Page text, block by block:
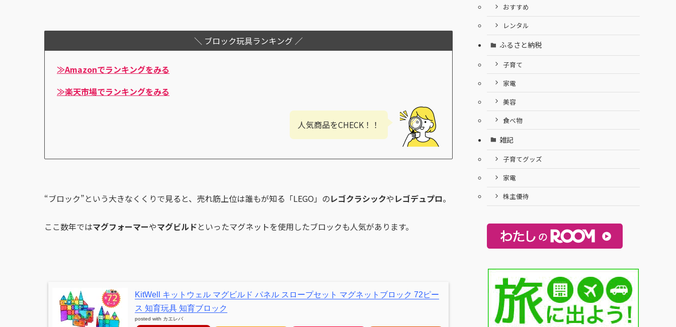
＼ ブロック玩具ランキング ／
≫Amazonでランキングをみる
≫楽天市場でランキングをみる
人気商品をCHECK！！
“ブロック”という大きなくくりで見ると、売れ筋上位は誰もが知る「LEGO」のレゴクラシックや レゴデュプロ。
ここ数年ではマグフォーマーやマグビルドといったマグネットを使用したブロックも人気があります。
KitWell キットウェル マグビルド パネル スロープセット マグネットブロック 72ピー
ス 知育玩具 知育ブロック
posted with カエレバ
おすすめ
レンタル
ふるさと納税
子育て
家電
美容
食べ物
雑記
子育てグッズ
家電
株主優待